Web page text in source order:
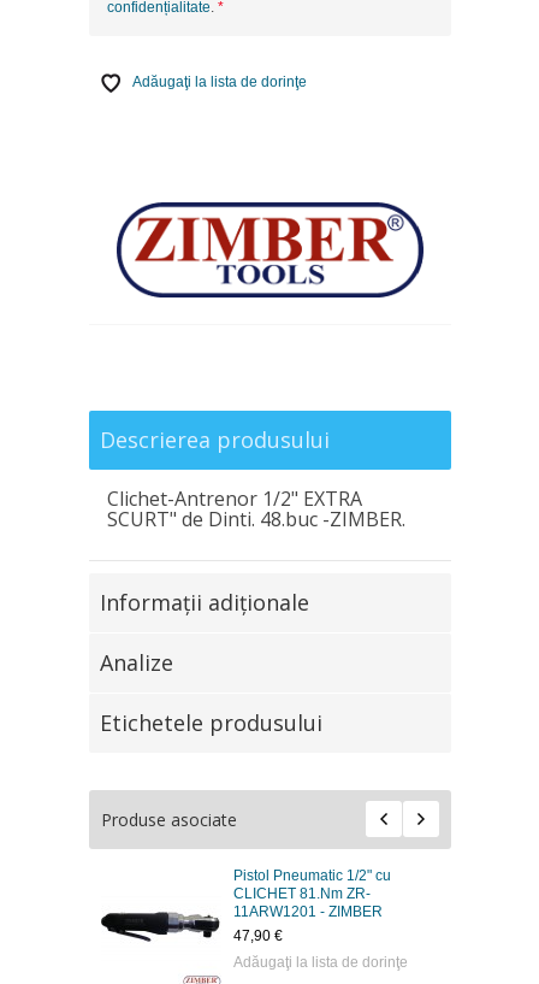
confidențialitate
Adăugaţi la lista de dorinţe
Descrierea produsului
Clichet-Antrenor 1/2" EXTRA
SCURT" de Dinti. 48.buc -ZIMBER.
Informaţii adiţionale
Analize
Etichetele produsului
Produse asociate
Pistol Pneumatic 1/2" cu
CLICHET 81.Nm ZR-
11ARW1201 - ZIMBER
47,90 €
Adăugaţi la lista de dorinţe